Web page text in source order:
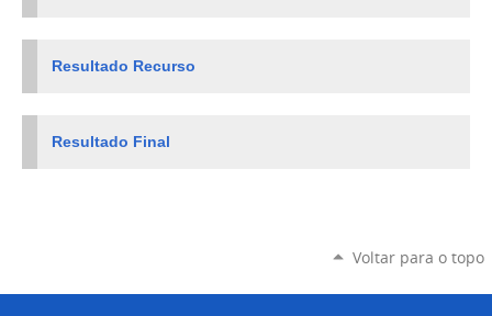
Resultado Recurso
Resultado Final
Voltar para o topo